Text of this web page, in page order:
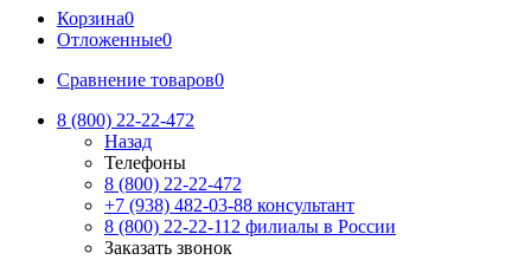
Корзина0
Отложенные0
Сравнение товаров0
8 (800) 22-22-472
Назад
Телефоны
8 (800) 22-22-472
+7 (938) 482-03-88 консультант
8 (800) 22-22-112 филиалы в России
Заказать звонок